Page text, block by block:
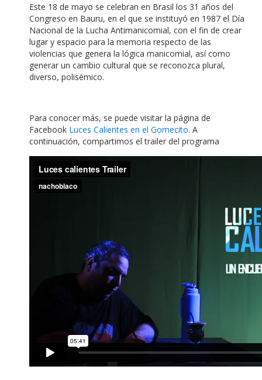
Este 18 de mayo se celebran en Brasil los 31 años del
Congreso en Bauru, en el que se instituyó en 1987 el Día
Nacional de la Lucha Antimanicomial, con el fin de crear
lugar y espacio para la memoria respecto de las
violencias que genera la lógica manicomial, así como
generar un cambio cultural que se reconozca plural,
diverso, polisémico.
Para conocer más, se puede visitar la página de
Facebook Luces Calientes en el Gomecito. A
continuación, compartimos el trailer del programa